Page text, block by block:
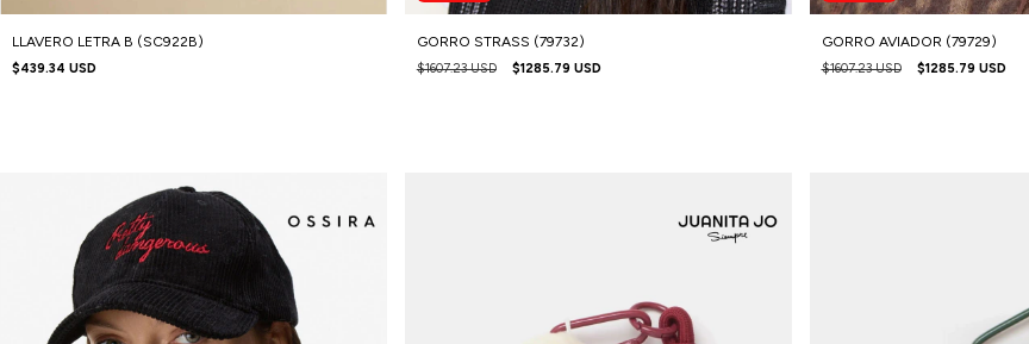
LLAVERO LETRA B (SC922B)
$439.34 USD
GORRO STRASS (79732)
$1607.23 USD $1285.79 USD
GORRO AVIADOR (79729)
$1607.23 USD $1285.79 USD